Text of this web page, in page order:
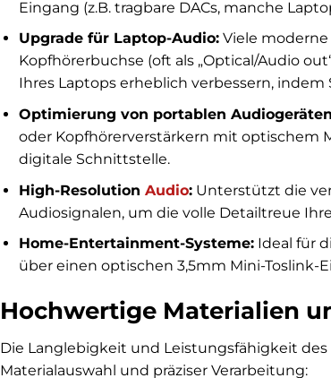
Eingang (z.B. tragbare DACs, manche
Upgrade für Laptop-Audio:Viele moderne
Kopfhörerbuchse (oft als „Optical/Audio
Ihres Laptops erheblich verbessern,
Optimierung von portablen
oder Kopfhörerverstärkern mit optischem
digitale Schnittstelle.
High-Resolution Audio:Unterstützt die
Audiosignalen, um die volle Detailtreue
Home-Entertainment-Systeme:Ideal für
über einen optischen 3,5mm Mini-Toslink-
Hochwertige Materialien
Die Langlebigkeit und Leistungsfähigkeit
Materialauswahl und präziser Verarbeitung: